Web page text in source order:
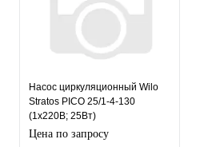
Насос циркуляционный Wilo
Stratos PICO 25/1-4-130
(1х220В; 25Вт)
Цена по запросу